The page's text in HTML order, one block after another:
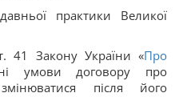
практики Великої
41 Закону України «Про
умови договору про
після його